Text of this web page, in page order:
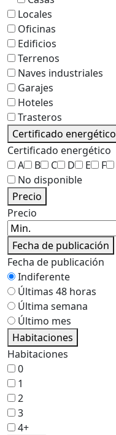
Locales
Oficinas
Edificios
Terrenos
Naves industriales
Garajes
Hoteles
Trasteros
Certificado energético
Certificado energético
A
B C D E F
No disponible
Precio
Precio
Fecha de publicación
Fecha de publicación
Indiferente
Últimas 48 horas
Última semana
Último mes
Habitaciones
Habitaciones
0
1
2
3
4+